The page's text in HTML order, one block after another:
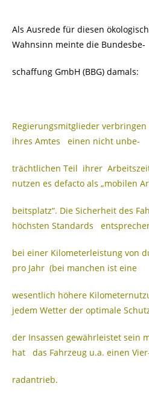
Als Ausrede für diesen
Wahnsinn meinte die Bundesbe-
schaffung GmbH (BBG) damals:
Regierungsmitglieder
ihres Amtes einen nicht unbe-
trächtlichen Teil ihrer
nutzen es defacto als „mobilen
beitsplatz“. Die Sicherheit des
höchsten Standards
bei einer Kilometerleistung von
pro Jahr (bei manchen ist eine
wesentlich höhere
jedem Wetter der optimale
der Insassen gewährleistet sein
hat das Fahrzeug u.a. einen
radantrieb.